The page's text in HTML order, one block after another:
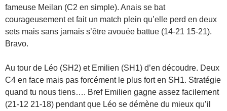
fameuse Meilan (C2 en simple). Anais se bat
courageusement et fait un match plein qu’elle perd en deux
sets mais sans jamais s’être avouée battue (14-21 15-21).
Bravo.
Au tour de Léo (SH2) et Emilien (SH1) d’en découdre. Deux
C4 en face mais pas forcément le plus fort en SH1. Stratégie
quand tu nous tiens…. Bref Emilien gagne assez facilement
(21-12 21-18) pendant que Léo se démène du mieux qu’il